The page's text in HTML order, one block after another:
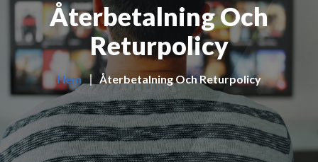
Återbetalning Och
Returpolicy
Hem Återbetalning Och Returpolicy